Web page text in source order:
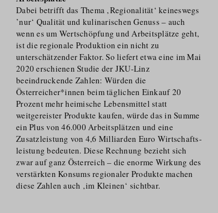
Dabei betrifft das Thema ‚Regionalität‘ keineswegs
’nur‘ Qualität und kulinarischen Genuss – auch
wenn es um Wertschöpfung und Arbeitsplätze geht,
ist die regionale Produktion ein nicht zu
unterschätzender Faktor. So liefert etwa eine im Mai
2020 erschienen Studie der JKU-Linz
beeindruckende Zahlen: Würden die
Österreicher*innen beim täglichen Einkauf 20
Prozent mehr heimische Lebensmittel statt
weitgereister Produkte kaufen, würde das in Summe
ein Plus von 46.000 Arbeitsplätzen und eine
Zusatzleistung von 4,6 Milliarden Euro Wirtschafts­
leistung bedeuten. Diese Rechnung bezieht sich
zwar auf ganz Österreich – die enorme Wirkung des
verstärkten Konsums regionaler Produkte machen
diese Zahlen auch ‚im Kleinen‘ sichtbar.